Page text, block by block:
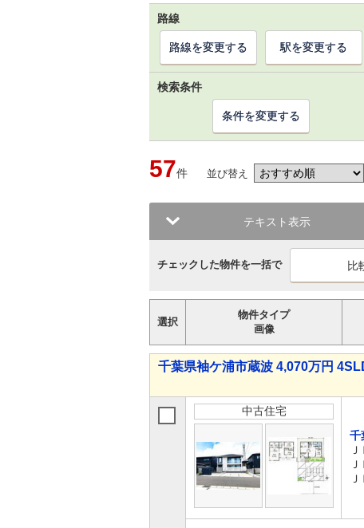
路線
路線を変更する 駅を変更する
検索条件
条件を変更する
57件 並び替え
テキスト表示
チェックした物件を一括で
選択
物件タイプ
画像
千葉県袖ケ浦市蔵波 4,070万円
中古住宅
千